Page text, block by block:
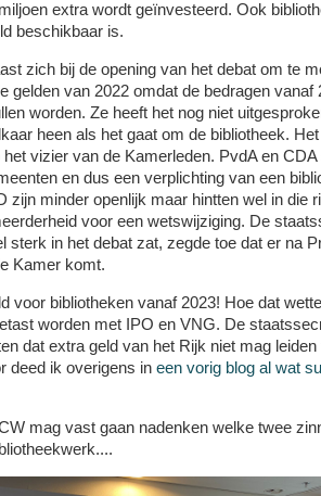
extra wordt geïnvesteerd. Ook
beschikbaar is.
zich bij de opening van het debat om te
gelden van 2022 omdat de bedragen vanaf
worden. Ze heeft het nog niet
heen als het gaat om de bibliotheek.
het vizier van de Kamerleden. PvdA en
en dus een verplichting van een
zijn minder openlijk maar hintten wel in die
voor een wetswijziging. De
sterk in het debat zat, zegde toe dat er na
Kamer komt.
voor bibliotheken vanaf 2023! Hoe dat
worden met IPO en VNG. De
dat extra geld van het Rijk niet mag
deed ik overigens in een vorig blog al wat
mag vast gaan nadenken welke twee